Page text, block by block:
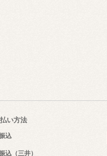
い方法
込
込（三井）